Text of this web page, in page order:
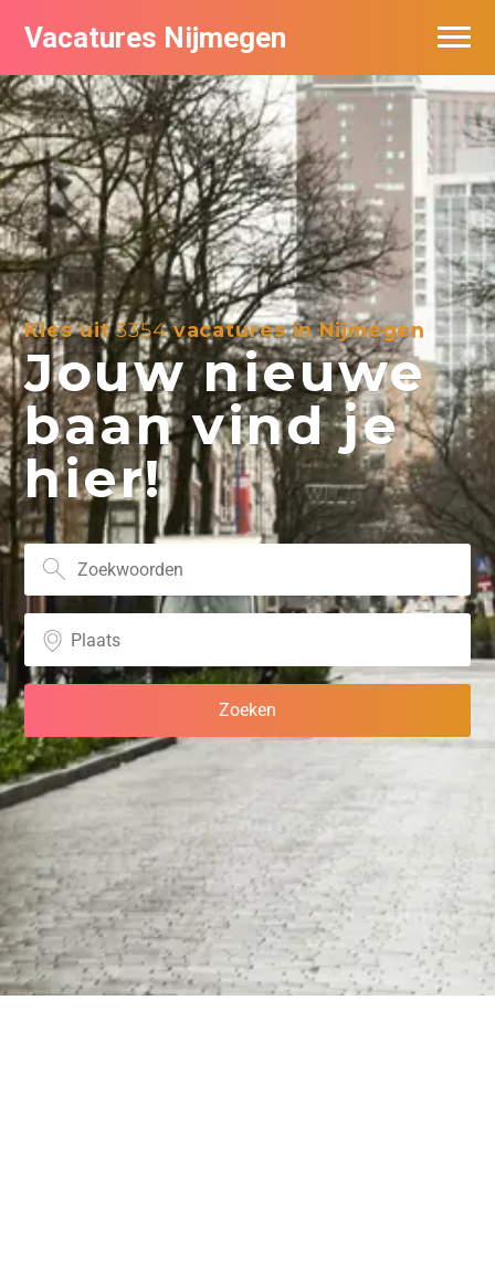
Vacatures Nijmegen
Kies uit3354vacatures in Nijmegen
Jouw nieuwe
baan vind je
hier!
Vacatures per bedrijf
De populairste vacatures in Nijmegen
Nieuwsbrief feed